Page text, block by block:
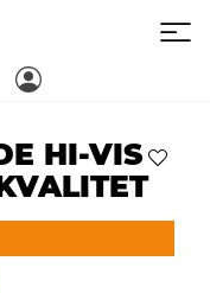
HI-VIS